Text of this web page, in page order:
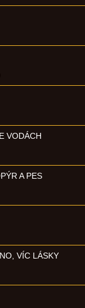
VODÁCH
A PES
VÍC LÁSKY